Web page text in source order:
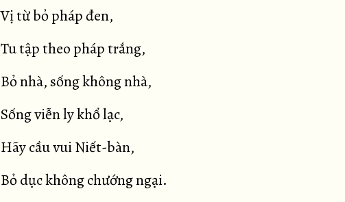
Vị từ bỏ pháp đen,
Tu tập theo pháp trắng,
Bỏ nhà, sống không nhà,
Sống viễn ly khổ lạc,
Hãy cầu vui Niết-bàn,
Bỏ dục không chướng ngại.